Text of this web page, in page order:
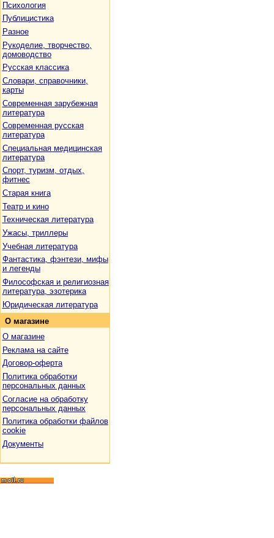
Психология
Публицистика
Разное
Рукоделие, творчество,
домоводство
Русская классика
Словари, справочники,
карты
Современная зарубежная
литература
Современная русская
литература
Специальная медицинская
литература
Спорт, туризм, отдых,
фитнес
Старая книга
Театр и кино
Техническая литература
Ужасы, триллеры
Учебная литература
Фантастика, фэнтези, мифы
и легенды
Философская и религиозная
литература, эзотерика
Юридическая литература
О магазине
О магазине
Реклама на сайте
Договор-оферта
Политика обработки
персональных данных
Согласие на обработку
персональных данных
Политика обработки файлов
cookie
Документы